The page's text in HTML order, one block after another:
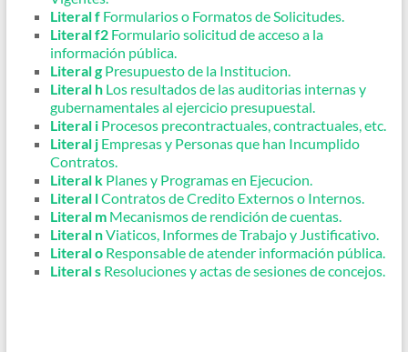
Literal f Formularios o Formatos de Solicitudes.
Literal f2 Formulario solicitud de acceso a la
información pública.
Literal g Presupuesto de la Institucion.
Literal h Los resultados de las auditorias internas y
gubernamentales al ejercicio presupuestal.
Literal i Procesos precontractuales, contractuales, etc.
Literal j Empresas y Personas que han Incumplido
Contratos.
Literal k Planes y Programas en Ejecucion.
Literal lContratos de Credito Externos o Internos.
Literal m Mecanismos de rendición de cuentas.
Literal nViaticos, Informes de Trabajo y Justificativo.
Literal o Responsable de atender información pública.
Literal s Resoluciones y actas de sesiones de concejos.